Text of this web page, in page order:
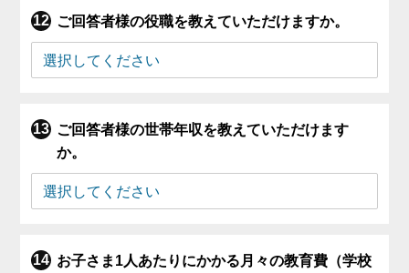
ご回答者様の役職を教えていただけますか。
ご回答者様の世帯年収を教えていただけます
か。
お子さま1人あたりにかかる月々の教育費（学校